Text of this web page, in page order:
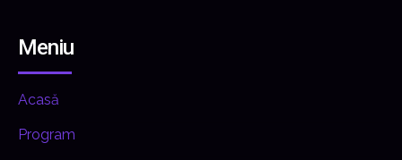
Meniu
Acasă
Program